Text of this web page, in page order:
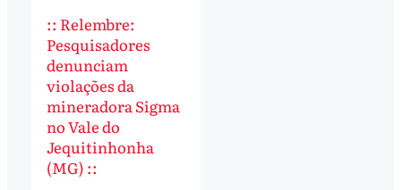
:: Relembre:
Pesquisadores
denunciam
violações da
mineradora Sigma
no Vale do
Jequitinhonha
(MG) ::